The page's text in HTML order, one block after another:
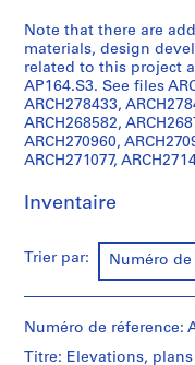
r
o
j
e
t
:
P
o
l
e
o
r
Note that there are
materials, design
related to this project
AP164.S3. See files
ARCH278433,
ARCH268582,
ARCH270960,
ARCH271077,
Inventaire
Trier par: Numéro de
Numéro de réference:
Titre: Elevations,